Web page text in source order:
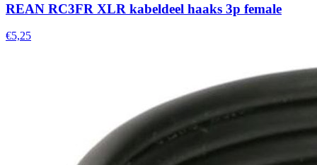
REAN RC3FR XLR kabeldeel haaks 3p female
€5,25